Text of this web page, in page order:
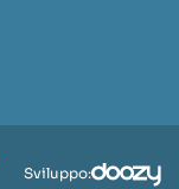
Sviluppo: